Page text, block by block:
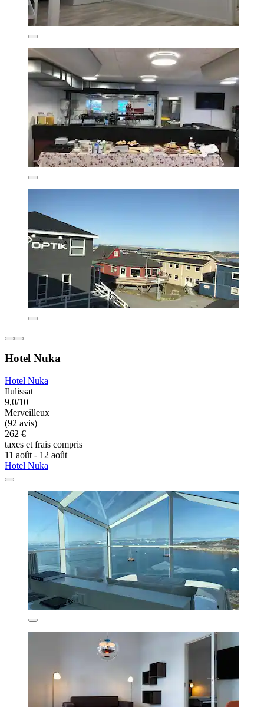
Hotel Nuka
Hotel Nuka
Ilulissat
9,0/10
Merveilleux
(92 avis)
262 €
taxes et frais compris
11 août - 12 août
Hotel Nuka